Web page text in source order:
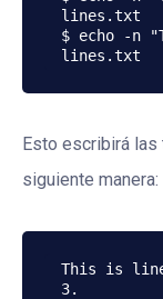
lines.txt
$ echo -n
Esto escribirá
siguiente manera:
This is